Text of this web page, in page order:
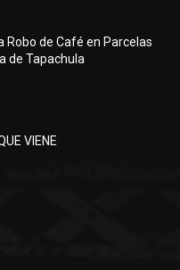
Robo de Café en Parcelas
de Tapachula
VIENE